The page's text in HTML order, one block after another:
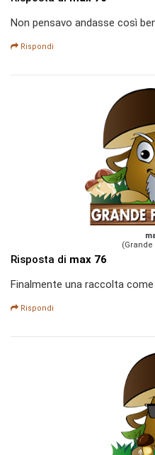
Non pensavo andasse così
Rispondi
Risposta di max 76
Finalmente una raccolta come
Rispondi